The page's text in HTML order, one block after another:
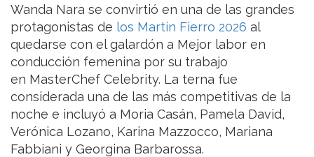
Wanda Nara se convirtió en una de las grandes
protagonistas de los Martín Fierro 2026 al
quedarse con el galardón a Mejor labor en
conducción femenina por su trabajo
en MasterChef Celebrity. La terna fue
considerada una de las más competitivas de la
noche e incluyó a Moria Casán, Pamela David,
Verónica Lozano, Karina Mazzocco, Mariana
Fabbiani y Georgina Barbarossa.